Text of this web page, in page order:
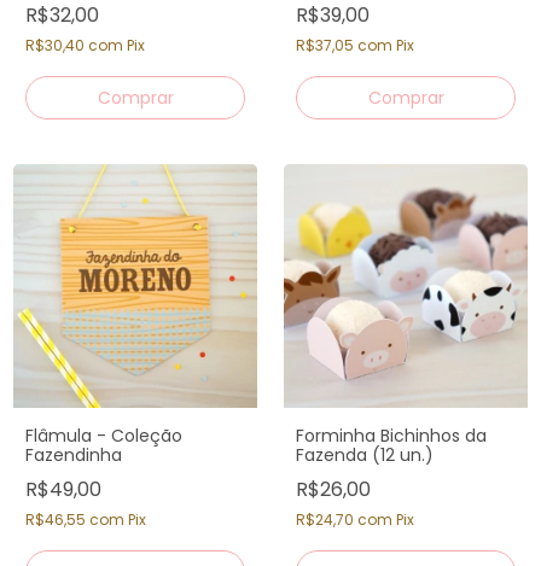
R$32,00
R$30,40 com Pix
R$39,00
R$37,05 com Pix
Flâmula - Coleção
Fazendinha
R$49,00
R$46,55 com Pix
Forminha Bichinhos da
Fazenda (12 un.)
R$26,00
R$24,70 com Pix